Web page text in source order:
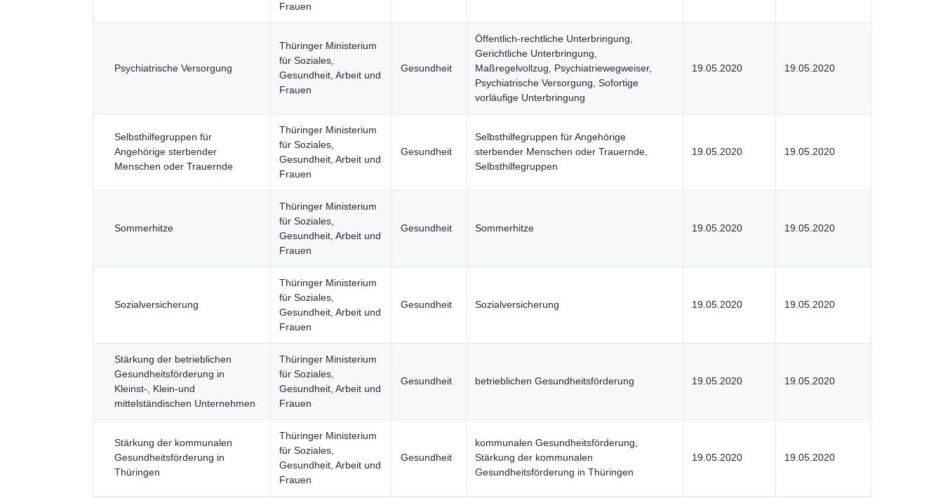
Frauen
Psychiatrische Versorgung
Thüringer Ministerium
für Soziales,
Gesundheit, Arbeit und
Frauen
Gesundheit
Öffentlich-rechtliche Unterbringung,
Gerichtliche Unterbringung,
Maßregelvollzug, Psychiatriewegweiser,
Psychiatrische Versorgung, Sofortige
vorläufige Unterbringung
19.05.2020 19.05.2020
Selbsthilfegruppen für
Angehörige sterbender
Menschen oder Trauernde
Thüringer Ministerium
für Soziales,
Gesundheit, Arbeit und
Frauen
Gesundheit
Selbsthilfegruppen für Angehörige
sterbender Menschen oder Trauernde,
Selbsthilfegruppen
19.05.2020 19.05.2020
Sommerhitze
Thüringer Ministerium
für Soziales,
Gesundheit, Arbeit und
Frauen
Gesundheit Sommerhitze 19.05.2020 19.05.2020
Sozialversicherung
Thüringer Ministerium
für Soziales,
Gesundheit, Arbeit und
Frauen
Gesundheit Sozialversicherung 19.05.2020 19.05.2020
Stärkung der betrieblichen
Gesundheitsförderung in
Kleinst-, Klein-und
mittelständischen Unternehmen
Thüringer Ministerium
für Soziales,
Gesundheit, Arbeit und
Frauen
Gesundheit betrieblichen Gesundheitsförderung 19.05.2020 19.05.2020
Stärkung der kommunalen
Gesundheitsförderung in
Thüringen
Thüringer Ministerium
für Soziales,
Gesundheit, Arbeit und
Frauen
Gesundheit
kommunalen Gesundheitsförderung,
Stärkung der kommunalen
Gesundheitsförderung in Thüringen
19.05.2020 19.05.2020